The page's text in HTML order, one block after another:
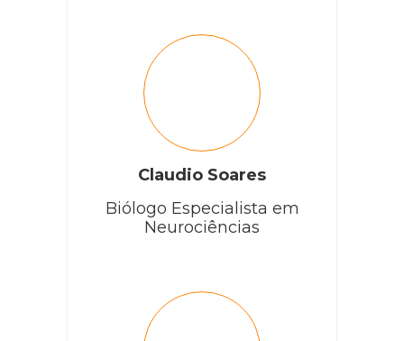
Claudio Soares
Biólogo Especialista em
Neurociências